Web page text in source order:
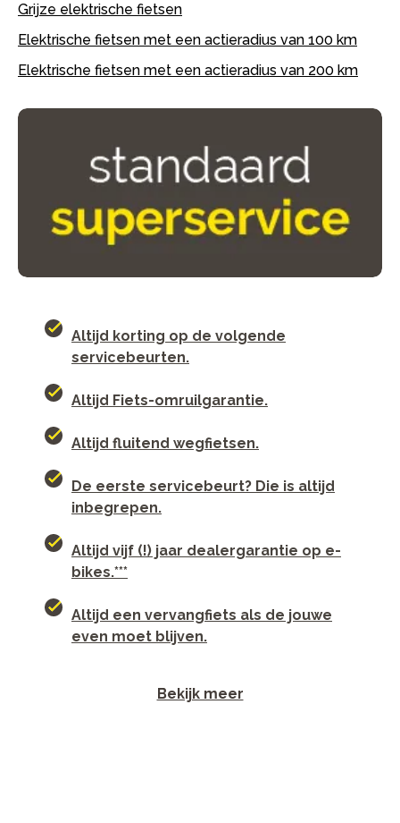
Grijze elektrische fietsen
Elektrische fietsen met een actieradius van 100 km
Elektrische fietsen met een actieradius van 200 km
Altijd korting op de volgende
servicebeurten.
Altijd Fiets-omruilgarantie.
Altijd fluitend wegfietsen.
De eerste servicebeurt? Die is altijd
inbegrepen.
Altijd vijf (!) jaar dealergarantie op e-
bikes.***
Altijd een vervangfiets als de jouwe
even moet blijven.
Bekijk meer